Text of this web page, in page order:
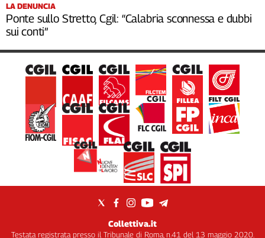
LA DENUNCIA
Ponte sullo Stretto, Cgil: “Calabria sconnessa e dubbi
sui conti”
Collettiva.it
Testata registrata presso il Tribunale di Roma, n.41 del 13 maggio 2020.